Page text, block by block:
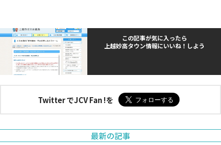
この記事が気に入ったら
上越妙高タウン情報にいいね！しよう
Twitter でJCV Fan !を
最新の記事